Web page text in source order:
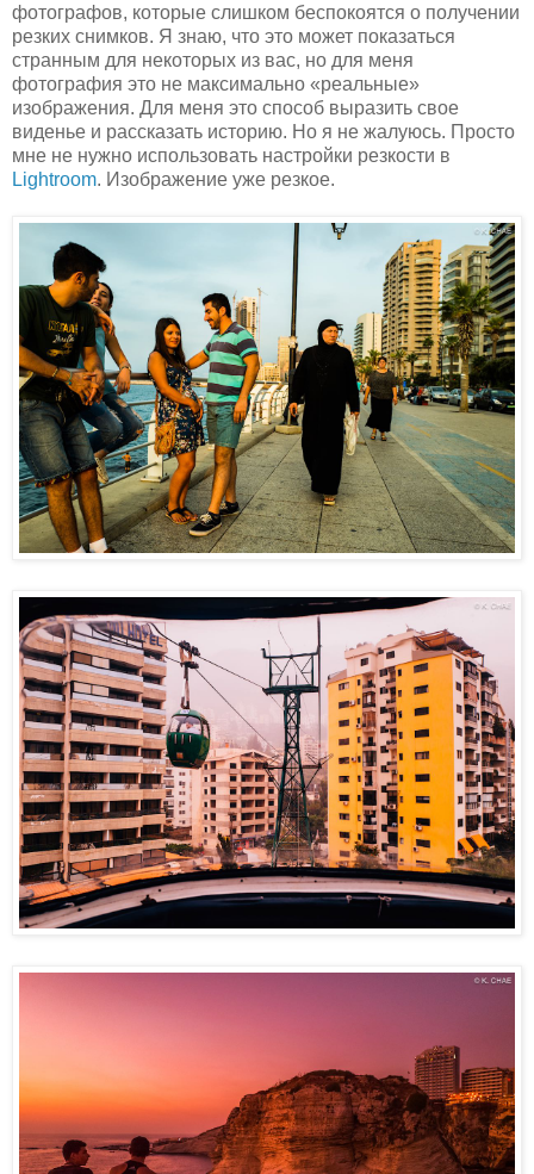
фотографов, которые слишком беспокоятся о получении
резких снимков. Я знаю, что это может показаться
странным для некоторых из вас, но для меня
фотография это не максимально «реальные»
изображения. Для меня это способ выразить свое
виденье и рассказать историю. Но я не жалуюсь. Просто
мне не нужно использовать настройки резкости в
Lightroom. Изображение уже резкое.